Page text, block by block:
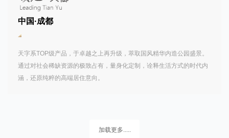
中国·成都
天字系TOP级产品，于卓越之上再升级，萃取国风精华内造公园盛景。
通过对社会稀缺资源的极致占有，量身化定制，诠释生活方式的时代内
涵，还原纯粹的高端居住意向。
加载更多.....